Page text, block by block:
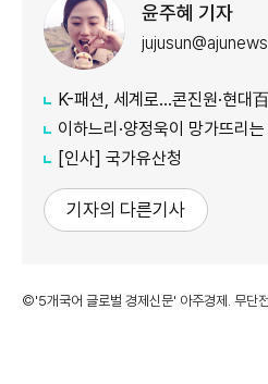
윤주혜 기자
K-패션, 세계로…콘진원·현대
이하느리·양정욱이 망가뜨리
[인사] 국가유산청
기자의 다른기사
©'5개국어 글로벌 경제신문' 아주경제. 무단